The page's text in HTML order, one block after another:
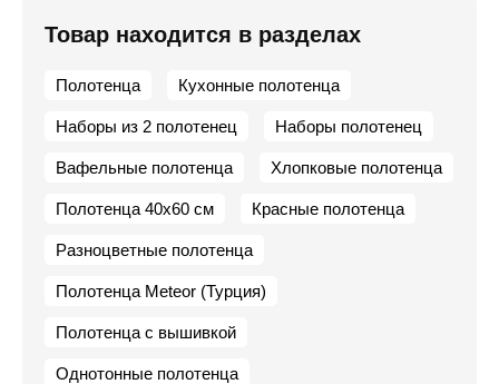
Товар находится в разделах
Полотенца Кухонные полотенца
Наборы из 2 полотенец Наборы полотенец
Вафельные полотенца Хлопковые полотенца
Полотенца 40х60 см Красные полотенца
Разноцветные полотенца
Полотенца Meteor (Турция)
Полотенца с вышивкой
Однотонные полотенца